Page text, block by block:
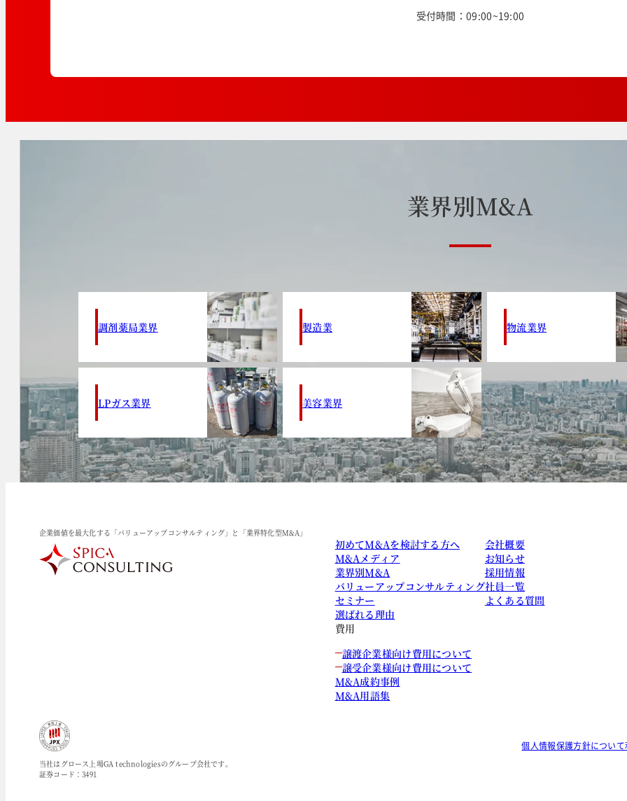
受付時間：09:00~19:00
業界別M&A
調剤薬局業界 製造業 物流業界
LPガス業界 美容業界
企業価値を最大化する「バリューアップコンサルティング」と「業界特化型M&A」
初めてM&Aを検討する方へ
M&Aメディア
業界別M&A
バリューアップコンサルティング
セミナー
選ばれる理由
費用
譲渡企業様向け費用について
譲受企業様向け費用について
M&A成約事例
M&A用語集
会社概要
お知らせ
採用情報
社員一覧
よくある質問
当社はグロース上場GA technologiesのグループ会社です。
証券コード：3491
個人情報保護方針について